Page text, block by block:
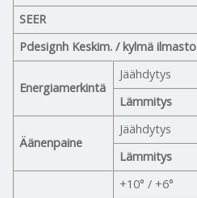
SEER
Pdesignh Keskim. / kylmä ilmasto
Energiamerkintä
Jäähdytys
Lämmitys
Äänenpaine
Jäähdytys
Lämmitys
+10° / +6°